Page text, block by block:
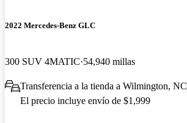
2022 Mercedes-Benz GLC
300 SUV 4MATIC 54,940 millas
Transferencia a la tienda a Wilmington, NC
El precio incluye envío de $1,999